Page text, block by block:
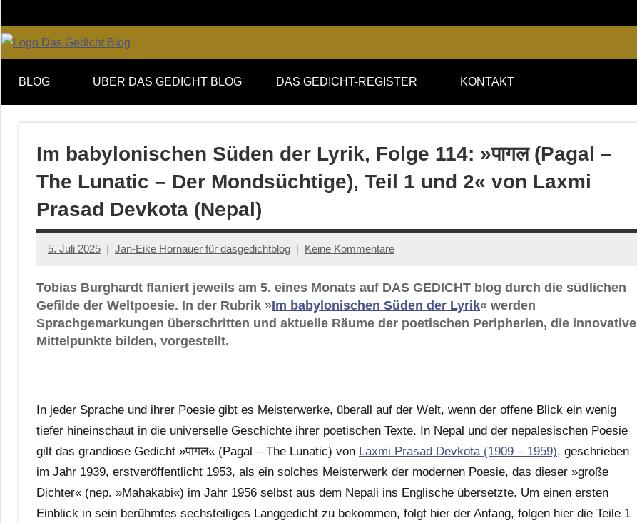
Inhalt
springen
DAS
GEDICHT
blog
von
DAS
GEDICHT.
Zeitschrift
für
Lyrik,
Essay
und
Kritik
BLOG ÜBER DAS GEDICHT BLOG DAS GEDICHT-REGISTER KONTAKT
Im babylonischen Süden der Lyrik, Folge 114: »पागल (Pagal –
The Lunatic – Der Mondsüchtige), Teil 1 und 2« von Laxmi
Prasad Devkota (Nepal)
5. Juli 2025 Jan-Eike Hornauer für dasgedichtblog Keine Kommentare
Tobias Burghardt flaniert jeweils am 5. eines Monats auf DAS GEDICHT blog durch die südlichen
Gefilde der Weltpoesie. In der Rubrik »Im babylonischen Süden der Lyrik« werden
Sprachgemarkungen überschritten und aktuelle Räume der poetischen Peripherien, die innovative
Mittelpunkte bilden, vorgestellt.
In jeder Sprache und ihrer Poesie gibt es Meisterwerke, überall auf der Welt, wenn der offene Blick ein wenig
tiefer hineinschaut in die universelle Geschichte ihrer poetischen Texte. In Nepal und der nepalesischen Poesie
gilt das grandiose Gedicht »पागल« (Pagal – The Lunatic) von Laxmi Prasad Devkota (1909 – 1959), geschrieben
im Jahr 1939, erstveröffentlicht 1953, als ein solches Meisterwerk der modernen Poesie, das dieser »große
Dichter« (nep. »Mahakabi«) im Jahr 1956 selbst aus dem Nepali ins Englische übersetzte. Um einen ersten
Einblick in sein berühmtes sechsteiliges Langgedicht zu bekommen, folgt hier der Anfang, folgen hier die Teile 1